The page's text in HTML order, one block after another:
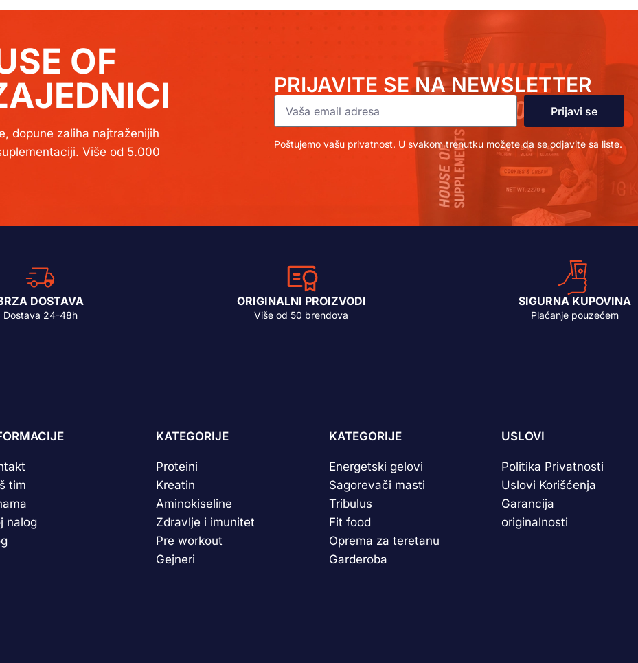
OF
dopune zaliha najtraženijih
Više od 5.000
PRIJAVITE SE NA NEWSLETTER
Prijavi se
Poštujemo vašu privatnost. U svakom trenutku možete da se odjavite sa liste.
DOSTAVA
Dostava 24-48h
ORIGINALNI PROIZVODI
Više od 50 brendova
SIGURNA KUPOVINA
Plaćanje pouzećem
tim
nalog
KATEGORIJE
Proteini
Kreatin
Aminokiseline
Zdravlje i imunitet
Pre workout
Gejneri
KATEGORIJE
Energetski gelovi
Sagorevači masti
Tribulus
Fit food
Oprema za teretanu
Garderoba
USLOVI
Politika Privatnosti
Uslovi Korišćenja
Garancija
originalnosti